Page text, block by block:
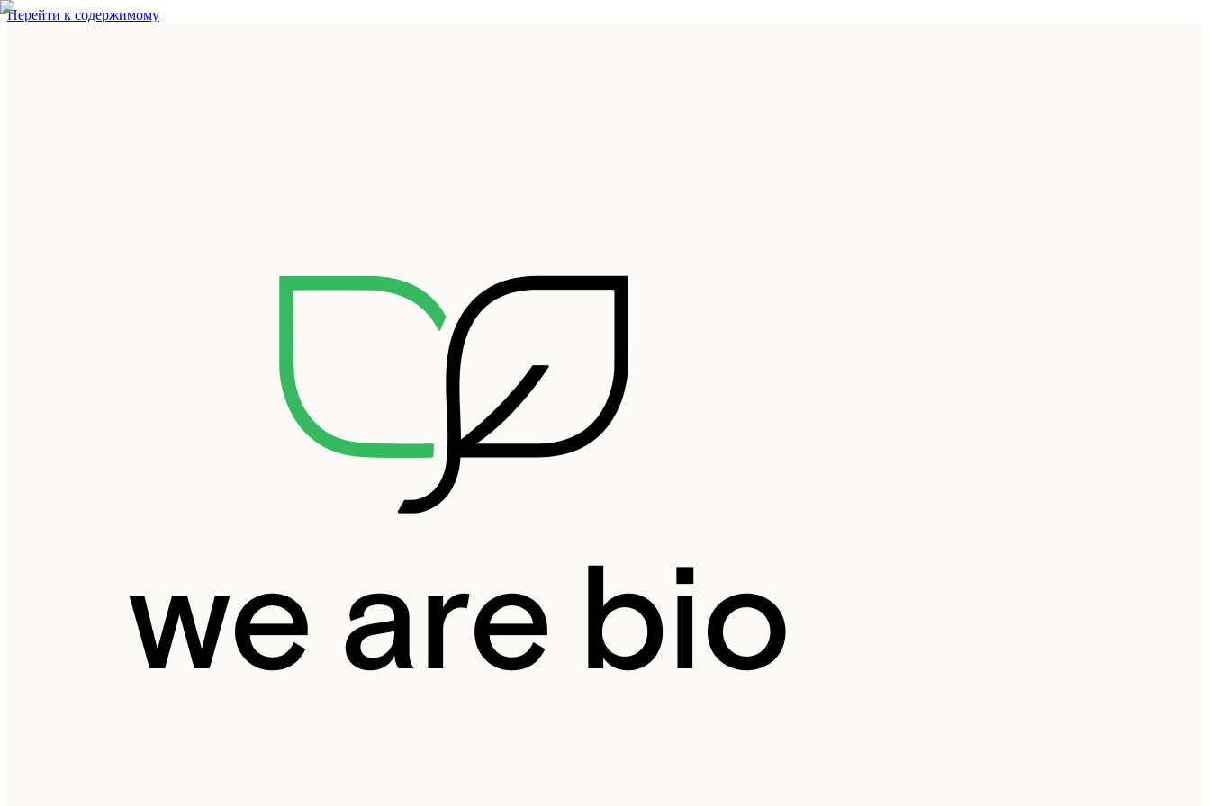
Перейти к содержимому